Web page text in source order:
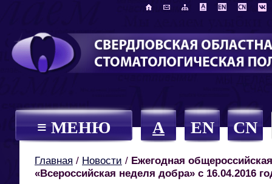
≡ МЕНЮ A EN CN
Главная / Новости / Ежегодная
«Всероссийская неделя добра» с 16.04.2016